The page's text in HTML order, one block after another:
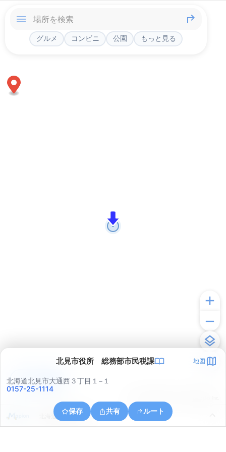
グルメ コンビニ 公園 もっと見る
北見市役所 総務部市民税課 地図
北海道北見市大通西３丁目１−１
0157-25-1114
保存 共有 ルート
北海道北見市川東
アプリで見る